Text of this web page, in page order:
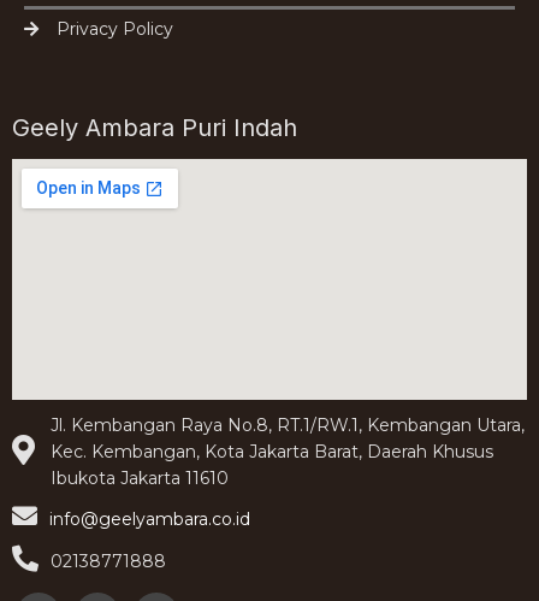
Privacy Policy
Geely Ambara Puri Indah
Jl. Kembangan Raya No.8, RT.1/RW.1, Kembangan Utara,
Kec. Kembangan, Kota Jakarta Barat, Daerah Khusus
Ibukota Jakarta 11610
info@geelyambara.co.id
02138771888